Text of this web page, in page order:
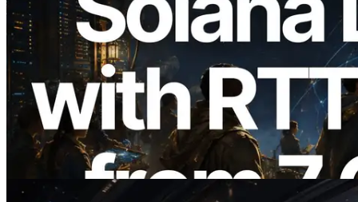
2026.08.05
ERPC 擴展 Solana Leader Slot API：新
增全球 7 個區域的 Ping 測量 —
Validators Information API 同步上線